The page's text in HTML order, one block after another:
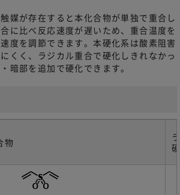
媒が存在すると本化合物が単独で重合し
に比べ反応速度が遅いため、重合温度を
度を調節できます。本硬化系は酸素阻害
くく、ラジカル重合で硬化しきれなかっ
暗部を追加で硬化できます。
物